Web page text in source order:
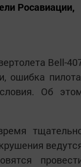
Росавиации,
Bell-
ошибка
Об